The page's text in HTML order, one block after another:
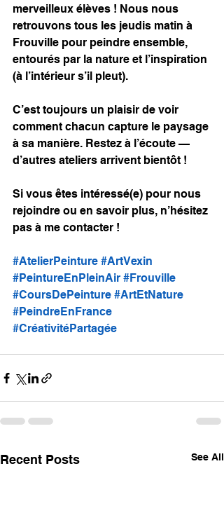
merveilleux élèves ! Nous nous
retrouvons tous les jeudis matin à
Frouville pour peindre ensemble,
entourés par la nature et l’inspiration
(à l’intérieur s’il pleut).
C’est toujours un plaisir de voir
comment chacun capture le paysage
à sa manière. Restez à l’écoute —
d’autres ateliers arrivent bientôt !
Si vous êtes intéressé(e) pour nous
rejoindre ou en savoir plus, n’hésitez
pas à me contacter !
#AtelierPeinture #ArtVexin
#PeintureEnPleinAir #Frouville
#CoursDePeinture #ArtEtNature
#PeindreEnFrance
#CréativitéPartagée
Recent Posts See All